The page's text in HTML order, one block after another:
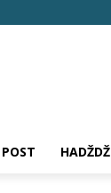
POST HADŽDŽ